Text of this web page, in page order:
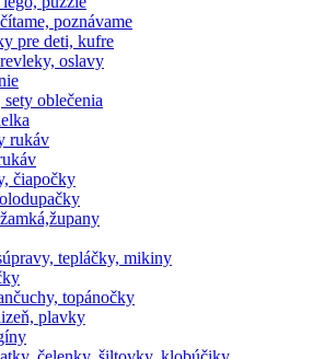
poznávame
pre deti, kufre
oslavy
oblečenia
rukáv
čiapočky
tepláčky, mikiny
topánočky
plavky